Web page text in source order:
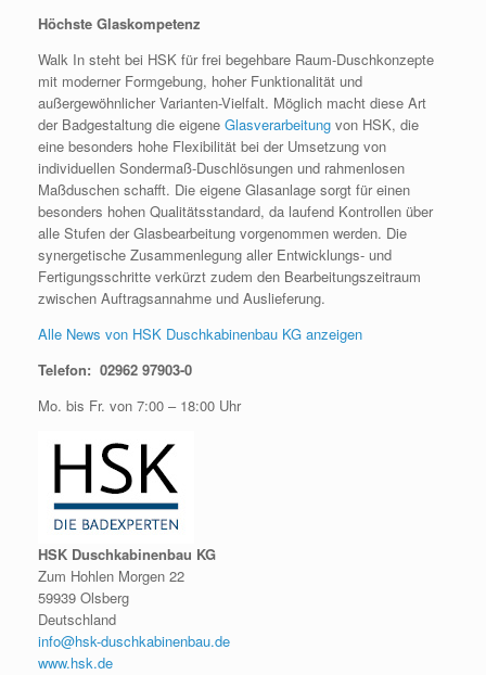
Höchste Glaskompetenz
Walk In steht bei HSK für frei begehbare Raum-Duschkonzepte
mit moderner Formgebung, hoher Funktionalität und
außergewöhnlicher Varianten-Vielfalt. Möglich macht diese Art
der Badgestaltung die eigene Glasverarbeitung von HSK, die
eine besonders hohe Flexibilität bei der Umsetzung von
individuellen Sondermaß-Duschlösungen und rahmenlosen
Maßduschen schafft. Die eigene Glasanlage sorgt für einen
besonders hohen Qualitätsstandard, da laufend Kontrollen über
alle Stufen der Glasbearbeitung vorgenommen werden. Die
synergetische Zusammenlegung aller Entwicklungs- und
Fertigungsschritte verkürzt zudem den Bearbeitungszeitraum
zwischen Auftragsannahme und Auslieferung.
Alle News von HSK Duschkabinenbau KG anzeigen
Telefon: 02962 97903-0
Mo. bis Fr. von 7:00 – 18:00 Uhr
HSK Duschkabinenbau KG
Zum Hohlen Morgen 22
59939 Olsberg
Deutschland
info@hsk-duschkabinenbau.de
www.hsk.de